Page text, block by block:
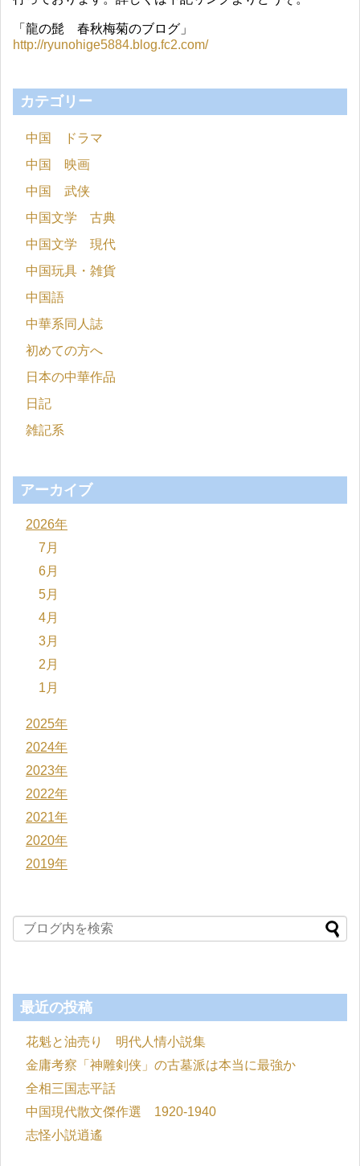
「龍の髭 春秋梅菊のブログ」
http://ryunohige5884.blog.fc2.com/
カテゴリー
中国 ドラマ
中国 映画
中国 武侠
中国文学 古典
中国文学 現代
中国玩具・雑貨
中国語
中華系同人誌
初めての方へ
日本の中華作品
日記
雑記系
アーカイブ
2026年
7月
6月
5月
4月
3月
2月
1月
2025年
2024年
2023年
2022年
2021年
2020年
2019年
最近の投稿
花魁と油売り 明代人情小説集
金庸考察「神雕剣侠」の古墓派は本当に最強か
全相三国志平話
中国現代散文傑作選 1920-1940
志怪小説逍遙